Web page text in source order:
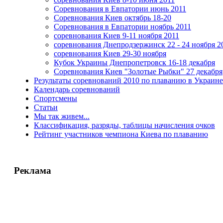
Соревнования в Евпатории июнь 2011
Соревнования Киев октябрь 18-20
Соревнования в Евпатории ноябрь 2011
соревнования Киев 9-11 ноября 2011
соревнования Днепродзержинск 22 - 24 ноября
соревнования Киев 29-30 ноября
Кубок Украины Днепропетровск 16-18 декабря
Соревнования Киев "Золотые Рыбки" 27 декабря
Результаты соревнований 2010 по плаванию в Украине
Календарь соревнований
Спортсмены
Статьи
Мы так живем...
Классификация, разряды, таблицы начисления очков
Рейтинг участников чемпиона Киева по плаванию
Реклама